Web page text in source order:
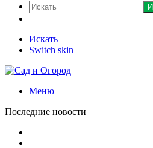
Искать
Switch skin
Меню
Последние новости